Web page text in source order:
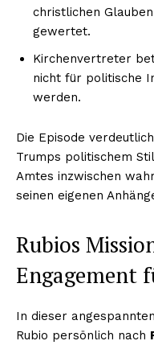
christlichen
gewertet.
Kirchenvertreter
nicht für politische
werden.
Die Episode
Trumps politischem
Amtes inzwischen
seinen eigenen
Rubios
Engagement
In dieser
Rubio persönlich nach